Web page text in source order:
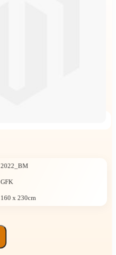
2022_BM
GFK
160 x 230cm